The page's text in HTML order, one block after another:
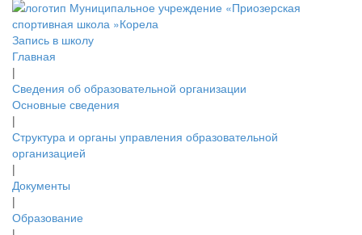
Запись в школу
Главная
|
Сведения об образовательной организации
Основные сведения
|
Структура и органы управления образовательной
организацией
|
Документы
|
Образование